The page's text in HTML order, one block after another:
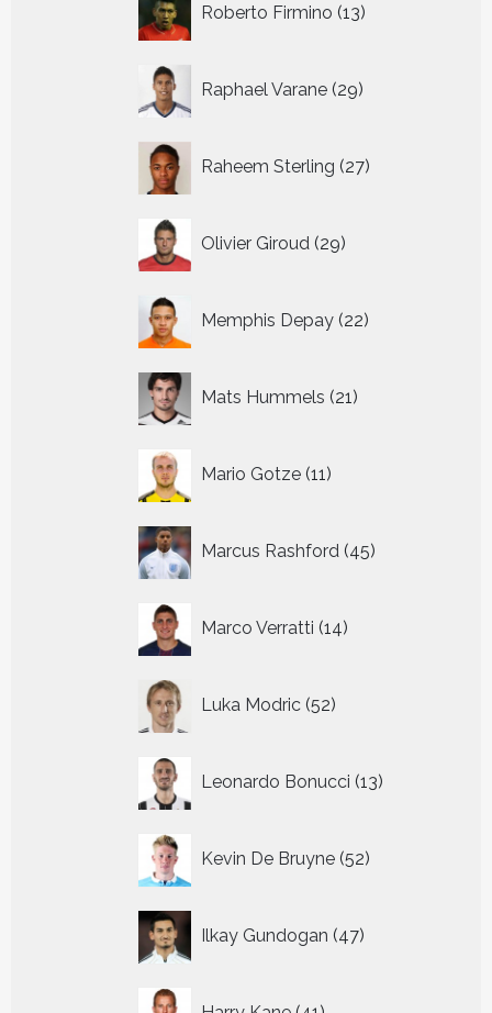
Roberto Firmino 13
producten
Raphael Varane 29
producten
Raheem Sterling 27
producten
Olivier Giroud 29
producten
Memphis Depay 22
producten
Mats Hummels 21
producten
Mario Gotze 11
producten
Marcus Rashford 45
producten
Marco Verratti 14
producten
Luka Modric 52
producten
Leonardo Bonucci 13
producten
Kevin De Bruyne 52
producten
Ilkay Gundogan 47
producten